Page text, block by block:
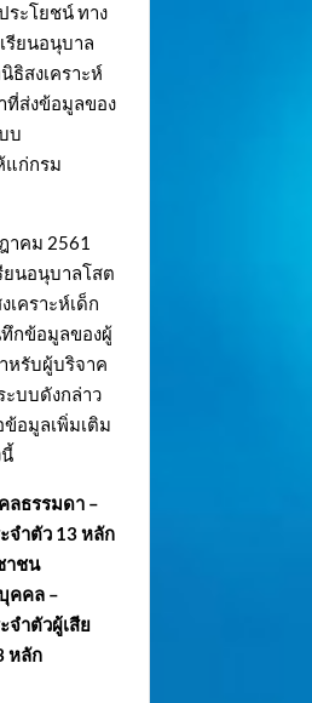
ระโยชน์ ทาง
รียนอนุบาล
สงเคราะห์
ที่ส่งข้อมูลของ
บ
แก่กรม
าคม 2561
ยนอนุบาลโสต
คราะห์เด็ก
กข้อมูลของผู้
หรับผู้บริจาค
ะบบดังกล่าว
ข้อมูลเพิ่มเติม
ลธรรมดา –
จำตัว 13 หลัก
าชน
คคล –
จำตัวผู้เสีย
หลัก